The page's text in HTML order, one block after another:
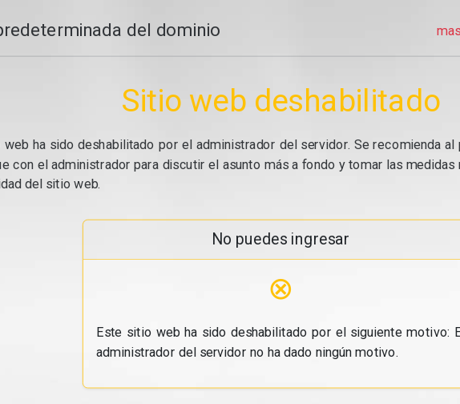
del dominio
Sitio web deshabilitado
ha sido deshabilitado por el administrador del servidor. Se recomienda
con el administrador para discutir el asunto más a fondo y tomar las medidas
del sitio web.
No puedes ingresar
⊗
Este sitio web ha sido deshabilitado por el siguiente motivo:
administrador del servidor no ha dado ningún motivo.